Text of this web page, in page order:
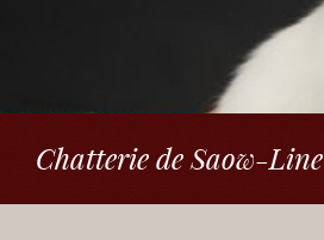
Chatterie de Saow-Line